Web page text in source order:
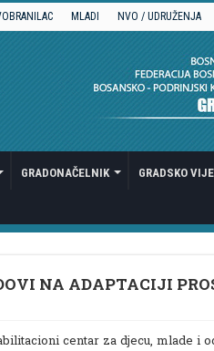
MLADI NVO / UDRUŽENJA
GRADONAČELNIK GRADSKO
NA ADAPTACIJI
centar za djecu, mlade i